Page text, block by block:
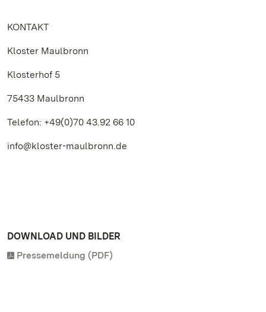
KONTAKT
Kloster Maulbronn
Klosterhof 5
75433 Maulbronn
Telefon: +49(0)70 43.92 66 10
info@kloster-maulbronn.de
DOWNLOAD UND BILDER
Pressemeldung (PDF)